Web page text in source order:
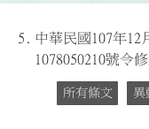
5. 中華民國107年12
1078050210號令
所有條文 異